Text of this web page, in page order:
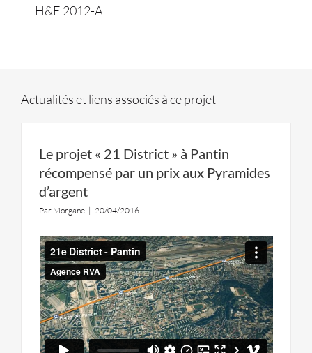
H&E 2012-A
Actualités et liens associés à ce projet
Le projet « 21 District » à Pantin
récompensé par un prix aux Pyramides
d’argent
Par Morgane | 20/04/2016